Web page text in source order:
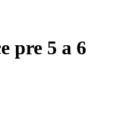
pre 5 a 6